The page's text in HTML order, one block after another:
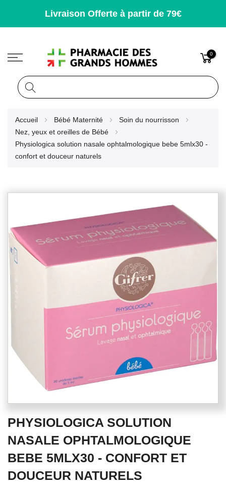
Livraison Offerte à partir de 79€
0
contenu
Accueil Bébé Maternité
Soin du nourrisson
Nez, yeux et oreilles de Bébé
Physiologica solution nasale ophtalmologique bebe 5mlx30 -
confort et douceur naturels
end
of
the
to
beginning
of
the
images
PHYSIOLOGICA SOLUTION
NASALE OPHTALMOLOGIQUE
BEBE 5MLX30 - CONFORT ET
DOUCEUR NATURELS